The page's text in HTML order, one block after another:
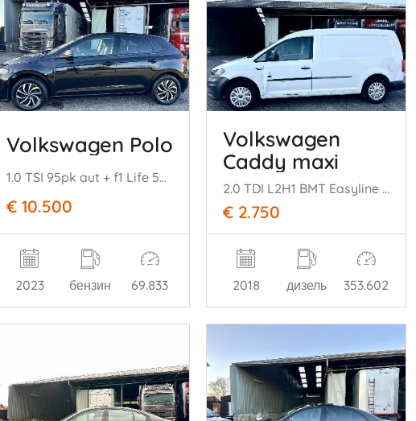
Volkswagen Polo
1.0 TSI 95pk aut + f1 Life 5drs - 69dkm nap - carplay - front + line assist - airco - cruise contr - virtual cockpit
€ 10.500
2023 бензин 69.833
Volkswagen
Caddy maxi
2.0 TDI L2H1 BMT Easyline - nap - 2018 - schuifdeur - klapdeuren - elektr pakket - rondom schade
€ 2.750
2018 дизель 353.602